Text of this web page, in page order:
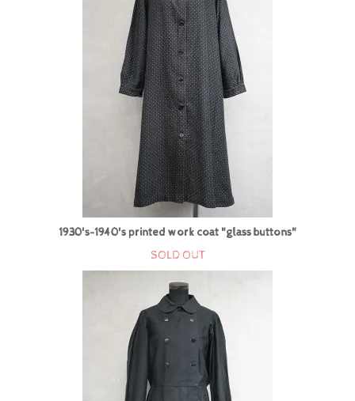
1930's-1940's printed work coat "glass buttons"
SOLD OUT